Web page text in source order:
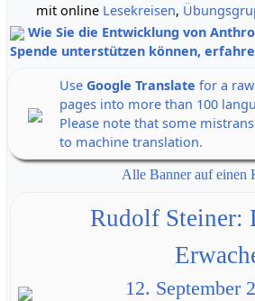
mit online Lesekreisen,
Wie Sie die Entwicklung von
Spende unterstützen können,
Use Google Translate for a
pages into more than 100
Please note that some
to machine translation.
Alle Banner auf einen
Rudolf Steiner:
12. September